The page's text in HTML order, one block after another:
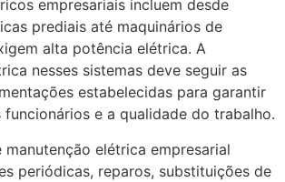
empresariais incluem desde
prediais até maquinários de
alta potência elétrica. A
nesses sistemas deve seguir as
estabelecidas para garantir
funcionários e a qualidade do trabalho.
manutenção elétrica empresarial
periódicas, reparos, substituições de